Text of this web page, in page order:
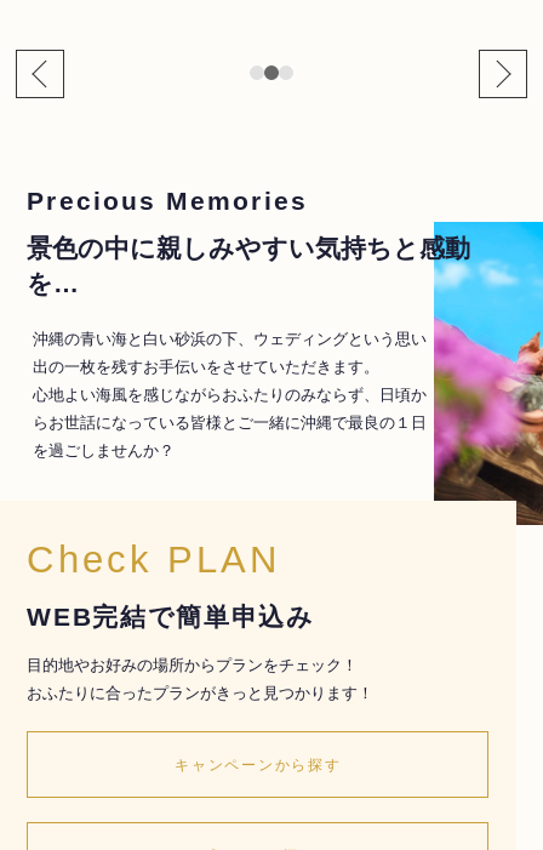
Precious Memories
景色の中に親しみやすい気持ちと感動
を…
沖縄の青い海と白い砂浜の下、ウェディングという思い
出の一枚を残すお手伝いをさせていただきます。
心地よい海風を感じながらおふたりのみならず、日頃か
らお世話になっている皆様とご一緒に沖縄で最良の１日
を過ごしませんか？
Check PLAN
WEB完結で簡単申込み
目的地やお好みの場所からプランをチェック！
おふたりに合ったプランがきっと見つかります！
キャンペーンから探す